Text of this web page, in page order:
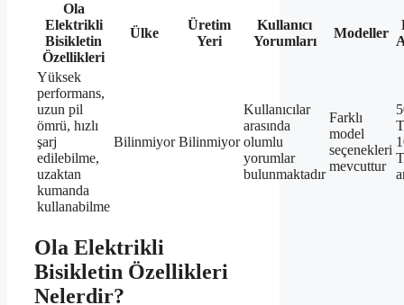
Ola
Elektrikli
Bisikletin
Özellikleri
Ülke
Üretim
Yeri
Kullanıcı
Yorumları
Modeller
Yüksek
performans,
uzun pil
ömrü, hızlı
şarj
edilebilme,
uzaktan
kumanda
kullanabilme
Bilinmiyor Bilinmiyor
Kullanıcılar
arasında
olumlu
yorumlar
bulunmaktadır
Farklı
model
seçenekleri
mevcuttur
Ola Elektrikli
Bisikletin Özellikleri
Nelerdir?